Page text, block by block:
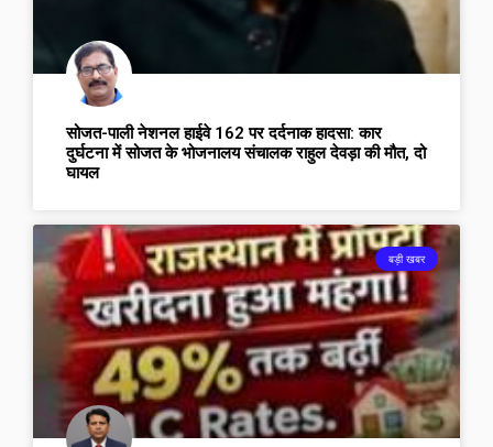
सोजत-पाली नेशनल हाईवे 162 पर दर्दनाक हादसा: कार
दुर्घटना में सोजत के भोजनालय संचालक राहुल देवड़ा की मौत, दो
घायल
बड़ी खबर